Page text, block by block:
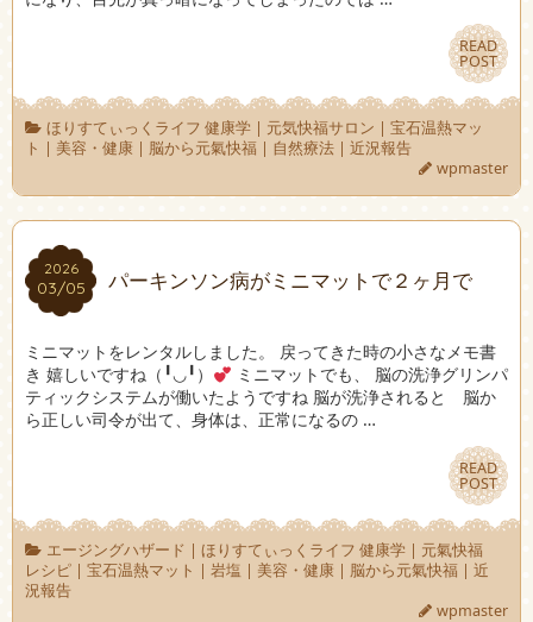
READ
POST
READ
POST
ほりすてぃっくライフ 健康学| 元気快福サロン | 宝石温熱マッ
ト | 美容・健康 | 脳から元氣快福 | 自然療法 | 近況報告
wpmaster
2026
03/05
2026
03/05 パーキンソン病がミニマットで２ヶ月で
ミニマットをレンタルしました。 戻ってきた時の小さなメモ書
き 嬉しいですね（╹◡╹）
ミニマットでも、 脳の洗浄グリンパ
ティックシステムが働いたようですね 脳が洗浄されると 脳か
ら正しい司令が出て、身体は、正常になるの …
READ
POST
READ
POST
エージングハザード | ほりすてぃっくライフ 健康学| 元氣快福
レシピ | 宝石温熱マット | 岩塩 | 美容・健康 | 脳から元氣快福 | 近
況報告
wpmaster